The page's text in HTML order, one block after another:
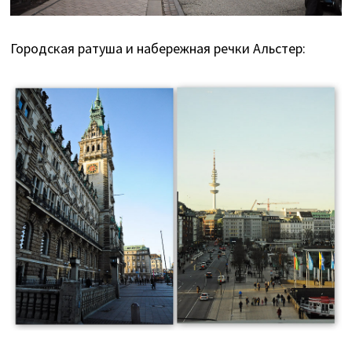
Городская ратуша и набережная речки Альстер: